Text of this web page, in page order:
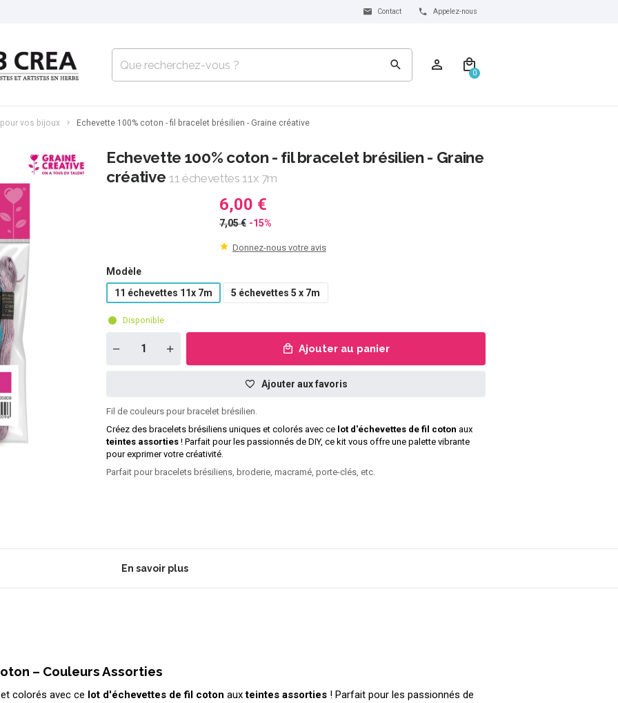
Contact Appelez-nous
0
vos bijoux Echevette 100% coton - fil bracelet brésilien - Graine créative
Echevette 100% coton - fil bracelet brésilien - Graine
créative 11 échevettes 11x 7m
6,00 €
7,05 € -15%
Donnez-nous votre avis
Modèle
11 échevettes 11x 7m
5 échevettes 5 x 7m
Disponible
Ajouter au panier
Ajouter aux favoris
Fil de couleurs pour bracelet brésilien.
Créez des bracelets brésiliens uniques et colorés avec ce lot d'échevettes de fil coton aux
teintes assorties ! Parfait pour les passionnés de DIY, ce kit vous offre une palette vibrante
pour exprimer votre créativité.
Parfait pour bracelets brésiliens, broderie, macramé, porte-clés, etc.
En savoir plus
– Couleurs Assorties
colorés avec ce lot d'échevettes de fil coton auxteintes assorties ! Parfait pour les passionnés de